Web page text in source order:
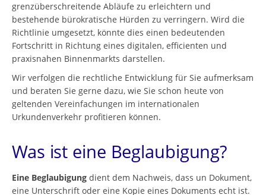
grenzüberschreitende Abläufe zu erleichtern und
bestehende bürokratische Hürden zu verringern. Wird die
Richtlinie umgesetzt, könnte dies einen bedeutenden
Fortschritt in Richtung eines digitalen, efficienten und
praxisnahen Binnenmarkts darstellen.
Wir verfolgen die rechtliche Entwicklung für Sie aufmerksam
und beraten Sie gerne dazu, wie Sie schon heute von
geltenden Vereinfachungen im internationalen
Urkundenverkehr profitieren können.
Was ist eine Beglaubigung?
Eine Beglaubigung dient dem Nachweis, dass un Dokument,
eine Unterschrift oder eine Kopie eines Dokuments echt ist.